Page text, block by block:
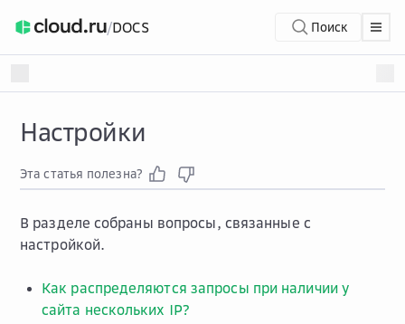
/DOCS Поиск
Настройки
Эта статья полезна?
В разделе собраны вопросы, связанные с
настройкой.
Как распределяются запросы при наличии у
сайта нескольких IP?